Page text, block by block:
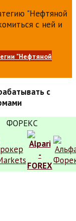
"Нефтяной
с ней и
"Нефтяной
с
ФОРЕКС